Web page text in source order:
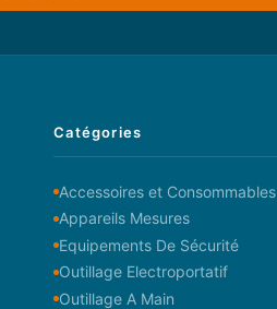
Catégories
Accessoires et Consommables
Appareils Mesures
Equipements De Sécurité
Outillage Electroportatif
Outillage A Main